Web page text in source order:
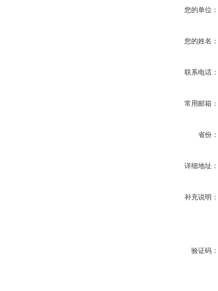
您的单位：
您的姓名：
联系电话：
常用邮箱：
省份：
详细地址：
补充说明：
验证码：